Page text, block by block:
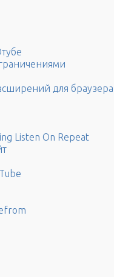
для браузера
Listen On Repeat